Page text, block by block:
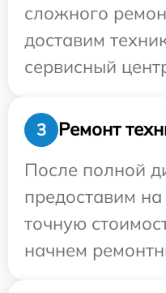
сложного
доставим
сервисный
3
Ремонт
После полной
предоставим
точную
начнем